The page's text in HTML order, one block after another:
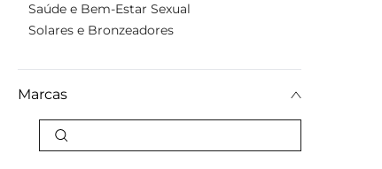
Saúde e Bem-Estar Sexual
Solares e Bronzeadores
Marcas